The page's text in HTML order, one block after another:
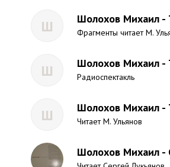
Ш Шолохов Михаил -
Фрагменты читает М.
Ш Шолохов Михаил -
Радиоспектакль
Ш Шолохов Михаил -
Читает М. Ульянов
Шолохов Михаил -